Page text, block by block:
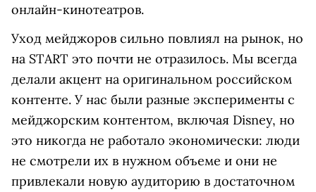
онлайн-кинотеатров.
Уход мейджоров сильно повлиял на рынок, но
на START это почти не отразилось. Мы всегда
делали акцент на оригинальном российском
контенте. У нас были разные эксперименты с
мейджорским контентом, включая Disney, но
это никогда не работало экономически: люди
не смотрели их в нужном объеме и они не
привлекали новую аудиторию в достаточном